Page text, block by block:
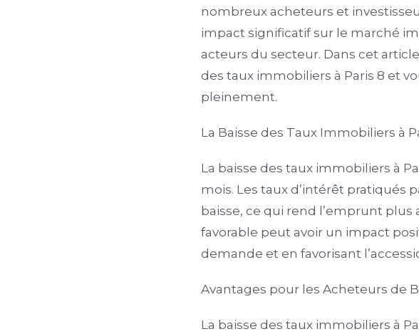
nombreux acheteurs et
impact significatif sur le marché
acteurs du secteur. Dans cet
des taux immobiliers à Paris 8 et
pleinement.
La Baisse des Taux Immobiliers à
La baisse des taux immobiliers à
mois. Les taux d’intérêt pratiqués
baisse, ce qui rend l’emprunt
favorable peut avoir un impact
demande et en favorisant
Avantages pour les Acheteurs de
La baisse des taux immobiliers à